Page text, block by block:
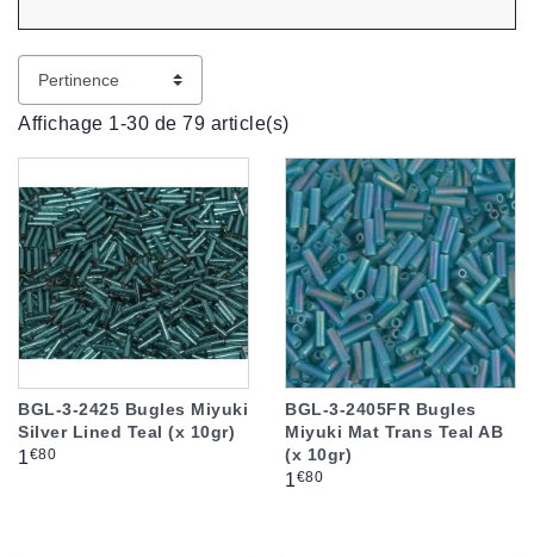
Affichage 1-30 de 79 article(s)
BGL-3-2425 Bugles Miyuki
Silver Lined Teal (x 10gr)
Prix
1€80
BGL-3-2405FR Bugles
Miyuki Mat Trans Teal AB
(x 10gr)
Prix
1€80